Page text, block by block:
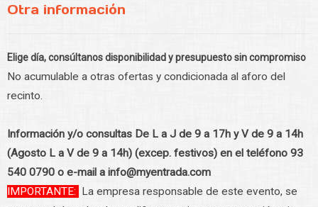
Otra información
Elige día, consúltanos disponibilidad y presupuesto sin compromiso
No acumulable a otras ofertas y condicionada al aforo del
recinto.
Información y/o consultas De L a J de 9 a 17h y V de 9 a 14h
(Agosto L a V de 9 a 14h) (excep. festivos) en el teléfono 93
540 0790 o e-mail a info@myentrada.com
IMPORTANTE: La empresa responsable de este evento, se